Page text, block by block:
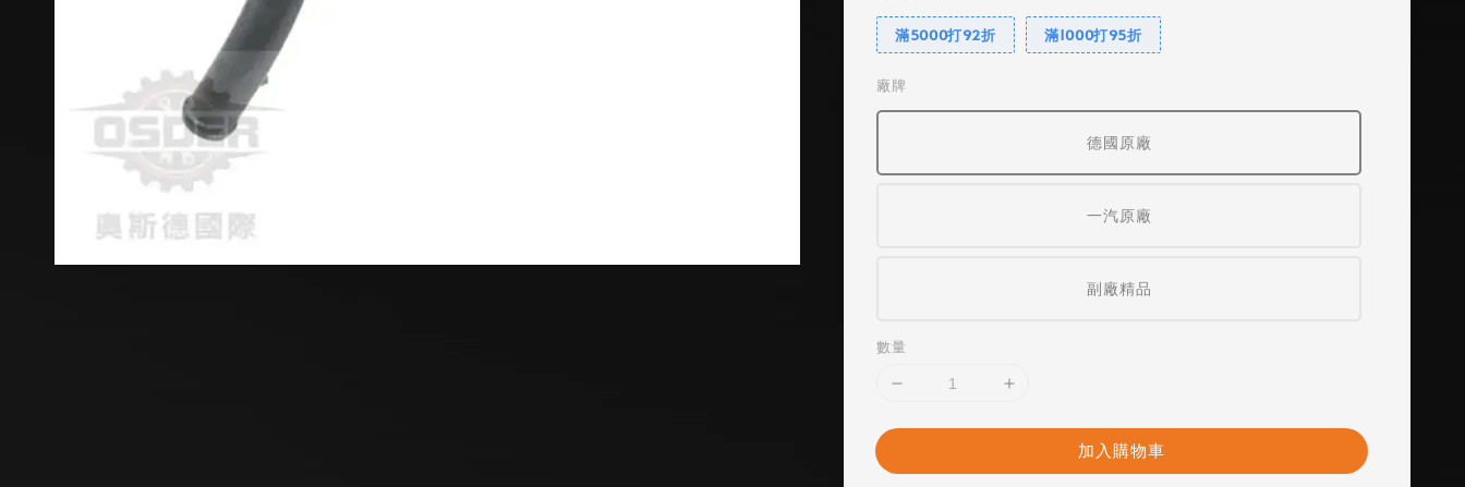
滿5000打92折 滿1000打95折
廠牌
德國原廠
一汽原廠
副廠精品
數量
加入購物車